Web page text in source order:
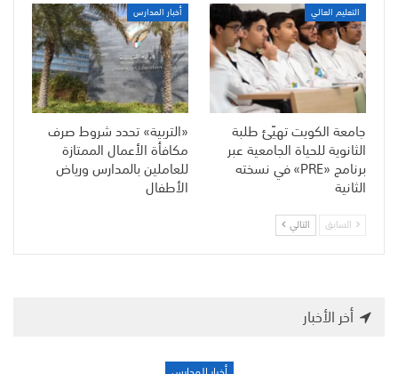
التعليم العالي
جامعة الكويت تهيّئ طلبة
الثانوية للحياة الجامعية عبر
برنامج «PRE» في نسخته
الثانية
أخبار المدارس
«التربية» تحدد شروط صرف
مكافأة الأعمال الممتازة
للعاملين بالمدارس ورياض
الأطفال
السابق التالي
أخر الأخبار